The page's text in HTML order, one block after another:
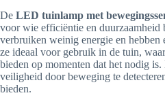
De LED tuinlamp met
voor wie efficiëntie en
verbruiken weinig energie en hebben
ze ideaal voor gebruik in de tuin,
bieden op momenten dat het nodig
veiligheid door beweging te
bieden.